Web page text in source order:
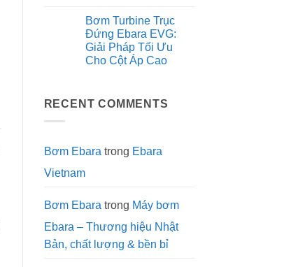
công
trình
xanh?
mạnh
mẽ
của
Tập
đoàn
Ebara
Công
nghệ
Tương
lai
(Tháng
3
bình
luận
ở
Ebara
Tăng
trưởng
Chiến
Bơm Turbine Trục
Đứng Ebara EVG:
Giải Pháp Tối Ưu
Cho Cột Áp Cao
luận
ở
Ebara
Giải
Ưu
Cho
Cao
RECENT COMMENTS
Bơm Ebara trong Ebara
Vietnam
Bơm Ebara trong Máy bơm
Ebara – Thương hiệu Nhật
Bản, chất lượng & bền bỉ